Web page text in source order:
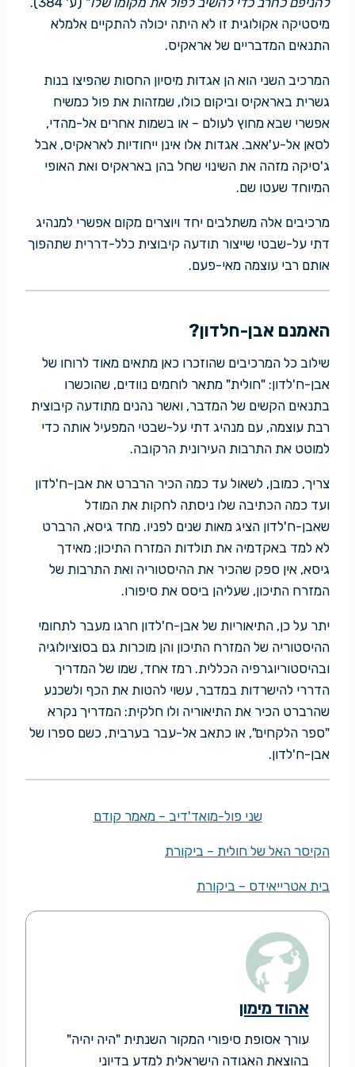
מיסטיקה אקולוגית זו לא היתה יכולה להתקיים אלמלא
התנאים המדבריים של אראקיס.
המרכיב השני הוא הן אגדות מיסיון החסות שהפיצו בנות
גשרית באראקיס וביקום כולו, שמזהות את פול כמשיח
אפשרי שבא מחוץ לעולם – או בשמות אחרים אל-מהדי,
לסאן אל-ע'אאב. אגדות אלו אינן ייחודיות לאראקיס, אבל
ג'סיקה מזהה את השינוי שחל בהן באראקיס ואת האופי
המיוחד שעטו שם.
מרכיבים אלה משתלבים יחד ויוצרים מקום אפשרי למנהיג
דתי על-שבטי שייצור תודעה קיבוצית כלל-דררית שתהפוך
אותם רבי עוצמה מאי-פעם.
האמנם אבן-חלדון?
שילוב כל המרכיבים שהוזכרו כאן מתאים מאוד לרוחו של
אבן-ח'לדון: "חולית" מתאר לוחמים נוודים, שהוכשרו
בתנאים הקשים של המדבר, ואשר נהנים מתודעה קיבוצית
רבת עוצמה, עם מנהיג דתי על-שבטי המפעיל אותה כדי
למוטט את התרבות העירונית הרקובה.
צריך, כמובן, לשאול עד כמה הכיר הרברט את אבן-ח'לדון
ועד כמה הכתיבה שלו ניסתה לחקות את המודל
שאבן-ח'לדון הציג מאות שנים לפניו. מחד גיסא, הרברט
לא למד באקדמיה את תולדות המזרח התיכון; מאידך
גיסא, אין ספק שהכיר את ההיסטוריה ואת התרבות של
המזרח התיכון, שעליהן ביסס את סיפורו.
יתר על כן, התיאוריות של אבן-ח'לדון חרגו מעבר לתחומי
ההיסטוריה של המזרח התיכון והן מוכרות גם בסוציולוגיה
ובהיסטוריוגרפיה הכללית. רמז אחד, שמו של המדריך
הדררי להישרדות במדבר, עשוי להטות את הכף ולשכנע
שהרברט הכיר את התיאוריה ולו חלקית: המדריך נקרא
"ספר הלקחים", או כתאב אל-עבר בערבית, כשם ספרו של
אבן-ח'לדון.
שני פול-מואד'דיב – מאמר קודם
הקיסר האל של חולית – ביקורת
בית אטרייאידס – ביקורת
אהוד מימון
עורך אסופת סיפורי המקור השנתית "היה יהיה"
בהוצאת האגודה הישראלית למדע בדיוני